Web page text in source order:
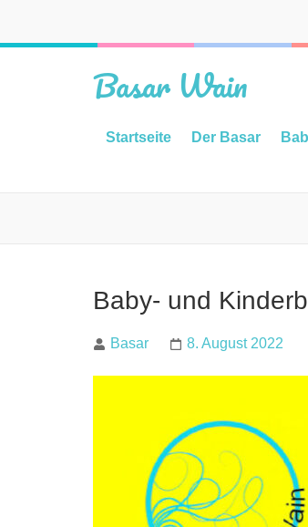
Basar Wain
Startseite Der Basar
Baby- und
Basar 8. August 2022